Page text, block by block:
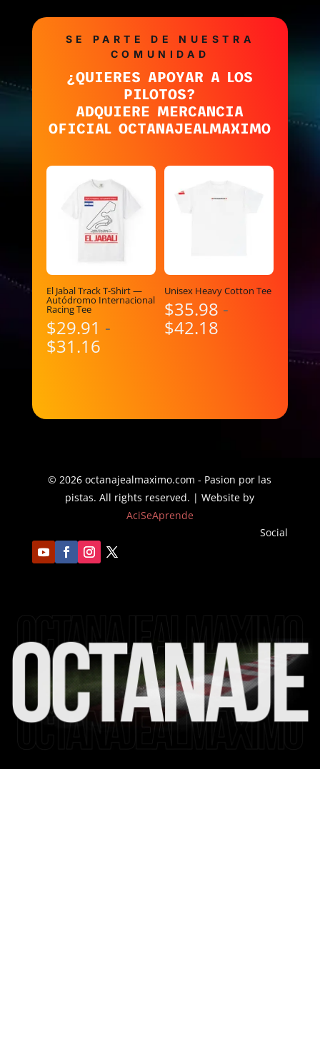
SE PARTE DE NUESTRA
COMUNIDAD
¿QUIERES APOYAR A LOS
PILOTOS?
ADQUIERE MERCANCIA
OFICIAL OCTANAJEALMAXIMO
El Jabal Track T-Shirt —
Autódromo Internacional
Racing Tee
$29.91 -
$31.16Rango
$29.91
Unisex Heavy Cotton Tee
$35.98 -
$42.18
hasta
© 2026 octanajealmaximo.com - Pasion por las
pistas. All rights reserved. | Website by
AciSeAprende
Social